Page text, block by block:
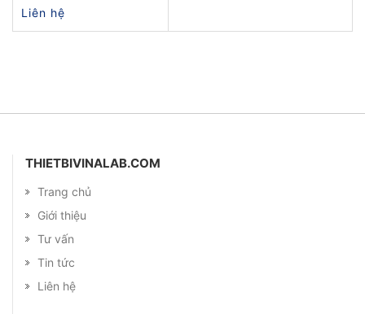
Liên hệ
THIETBIVINALAB.COM
Trang chủ
Giới thiệu
Tư vấn
Tin tức
Liên hệ